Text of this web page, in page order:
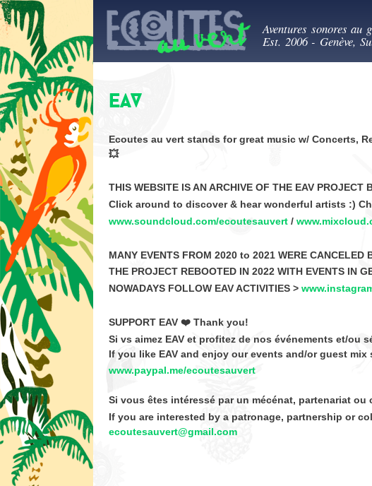
Ecoutes
Aventures sonores au
Est. 2006 - Genève,
EAV
Ecoutes au vert stands for great music w/ Concerts,
💥
THIS WEBSITE IS AN ARCHIVE OF THE EAV PROJECT
Click around to discover & hear wonderful artists :)
www.soundcloud.com/ecoutesauvert /
MANY EVENTS FROM 2020 to 2021 WERE CANCELED
THE PROJECT REBOOTED IN 2022 WITH EVENTS IN
NOWADAYS FOLLOW EAV ACTIVITIES >
SUPPORT EAV ❤️ Thank you!
Si vs aimez EAV et profitez de nos événements et/ou
If you like EAV and enjoy our events and/or guest
www.paypal.me/ecoutesauvert
Si vous êtes intéressé par un mécénat, partenariat
If you are interested by a patronage, partnership or
ecoutesauvert@gmail.com